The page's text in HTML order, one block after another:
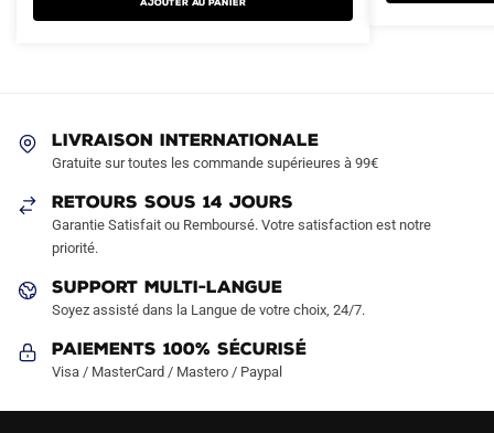
variations.
choisies
la
page
produit
page
LIVRAISON INTERNATIONALE
Gratuite sur toutes les commande supérieures à 99€
RETOURS SOUS 14 JOURS
Garantie Satisfait ou Remboursé. Votre satisfaction est notre
priorité.
SUPPORT MULTI-LANGUE
Soyez assisté dans la Langue de votre choix, 24/7.
Paiements 100% Sécurisé
Visa / MasterCard / Mastero / Paypal